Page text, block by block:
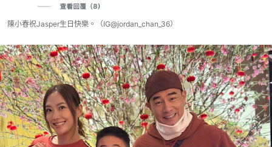
陳小春祝Jasper生日快樂。（IG@jordan_chan_36）